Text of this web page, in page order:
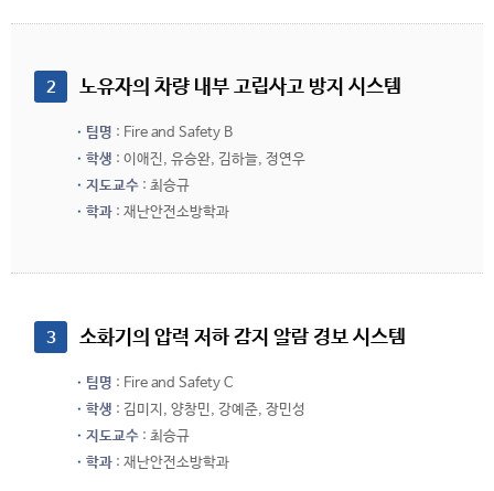
2 노유자의 차량 내부 고립사고 방지 시스템
팀명 : Fire and Safety B
학생 : 이애진, 유승완, 김하늘, 정연우
지도교수 : 최승규
학과 : 재난안전소방학과
3 소화기의 압력 저하 감지 알람 경보 시스템
팀명 : Fire and Safety C
학생 : 김미지, 양창민, 강예준, 장민성
지도교수 : 최승규
학과 : 재난안전소방학과